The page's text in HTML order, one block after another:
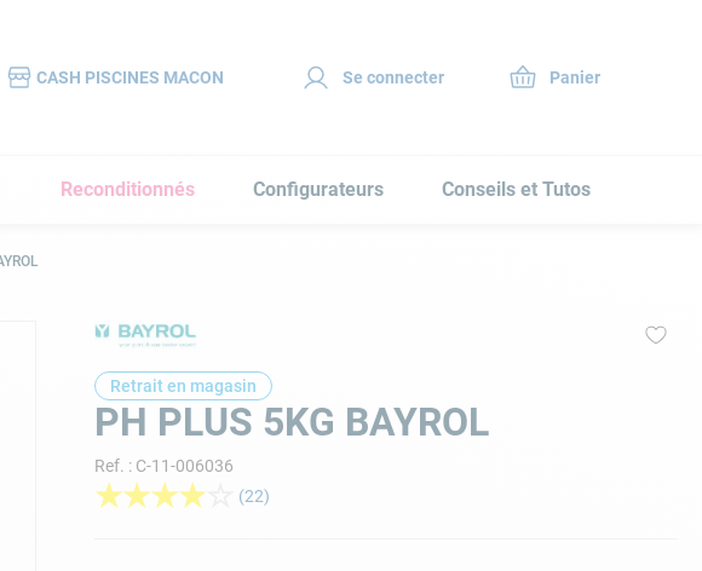
CASH PISCINES MACON Se connecter
Reconditionnés Configurateurs Conseils et Tutos
Retrait en magasin
PH PLUS 5KG BAYROL
Ref. : C-11-006036
★★★★☆ (22)